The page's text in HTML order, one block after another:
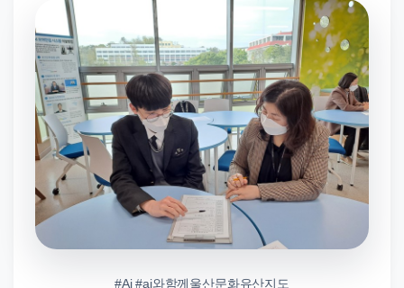
#Ai #ai와함께울산문화유산지도